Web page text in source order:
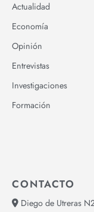
Actualidad
Economía
Opinión
Entrevistas
Investigaciones
Formación
CONTACTO
Diego de Utreras